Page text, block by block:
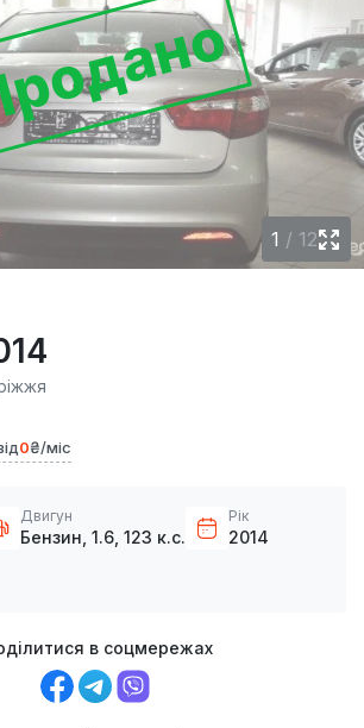
1 / 12
0₴/міс
Двигун
Бензин, 1.6, 123 к.с.
Рік
2014
в соцмережах